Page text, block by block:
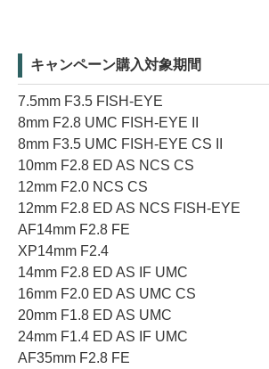
キャンペーン購入対象期間
7.5mm F3.5 FISH-EYE
8mm F2.8 UMC FISH-EYE II
8mm F3.5 UMC FISH-EYE CS II
10mm F2.8 ED AS NCS CS
12mm F2.0 NCS CS
12mm F2.8 ED AS NCS FISH-EYE
AF14mm F2.8 FE
XP14mm F2.4
14mm F2.8 ED AS IF UMC
16mm F2.0 ED AS UMC CS
20mm F1.8 ED AS UMC
24mm F1.4 ED AS IF UMC
AF35mm F2.8 FE